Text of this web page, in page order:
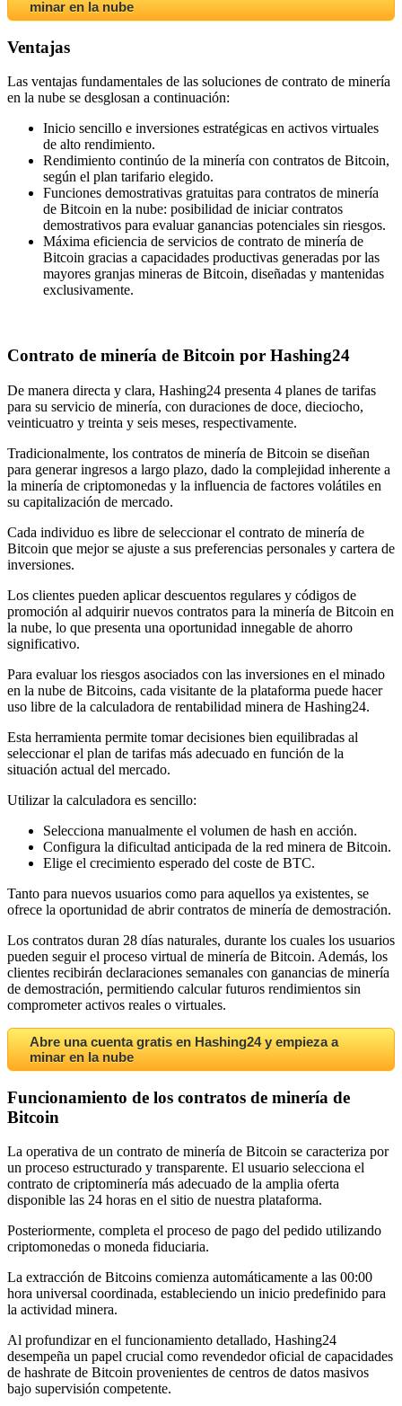
minar en la nube
Ventajas
Las ventajas fundamentales de las soluciones de contrato de minería
en la nube se desglosan a continuación:
Inicio sencillo e inversiones estratégicas en activos virtuales
de alto rendimiento.
Rendimiento continúo de la minería con contratos de Bitcoin,
según el plan tarifario elegido.
Funciones demostrativas gratuitas para contratos de minería
de Bitcoin en la nube: posibilidad de iniciar contratos
demostrativos para evaluar ganancias potenciales sin riesgos.
Máxima eficiencia de servicios de contrato de minería de
Bitcoin gracias a capacidades productivas generadas por las
mayores granjas mineras de Bitcoin, diseñadas y mantenidas
exclusivamente.
Contrato de minería de Bitcoin por Hashing24
De manera directa y clara, Hashing24 presenta 4 planes de tarifas
para su servicio de minería, con duraciones de doce, dieciocho,
veinticuatro y treinta y seis meses, respectivamente.
Tradicionalmente, los contratos de minería de Bitcoin se diseñan
para generar ingresos a largo plazo, dado la complejidad inherente a
la minería de criptomonedas y la influencia de factores volátiles en
su capitalización de mercado.
Cada individuo es libre de seleccionar el contrato de minería de
Bitcoin que mejor se ajuste a sus preferencias personales y cartera de
inversiones.
Los clientes pueden aplicar descuentos regulares y códigos de
promoción al adquirir nuevos contratos para la minería de Bitcoin en
la nube, lo que presenta una oportunidad innegable de ahorro
significativo.
Para evaluar los riesgos asociados con las inversiones en el minado
en la nube de Bitcoins, cada visitante de la plataforma puede hacer
uso libre de la calculadora de rentabilidad minera de Hashing24.
Esta herramienta permite tomar decisiones bien equilibradas al
seleccionar el plan de tarifas más adecuado en función de la
situación actual del mercado.
Utilizar la calculadora es sencillo:
Selecciona manualmente el volumen de hash en acción.
Configura la dificultad anticipada de la red minera de Bitcoin.
Elige el crecimiento esperado del coste de BTC.
Tanto para nuevos usuarios como para aquellos ya existentes, se
ofrece la oportunidad de abrir contratos de minería de demostración.
Los contratos duran 28 días naturales, durante los cuales los usuarios
pueden seguir el proceso virtual de minería de Bitcoin. Además, los
clientes recibirán declaraciones semanales con ganancias de minería
de demostración, permitiendo calcular futuros rendimientos sin
comprometer activos reales o virtuales.
Abre una cuenta gratis en Hashing24 y empieza a
minar en la nube
Funcionamiento de los contratos de minería de
Bitcoin
La operativa de un contrato de minería de Bitcoin se caracteriza por
un proceso estructurado y transparente. El usuario selecciona el
contrato de criptominería más adecuado de la amplia oferta
disponible las 24 horas en el sitio de nuestra plataforma.
Posteriormente, completa el proceso de pago del pedido utilizando
criptomonedas o moneda fiduciaria.
La extracción de Bitcoins comienza automáticamente a las 00:00
hora universal coordinada, estableciendo un inicio predefinido para
la actividad minera.
Al profundizar en el funcionamiento detallado, Hashing24
desempeña un papel crucial como revendedor oficial de capacidades
de hashrate de Bitcoin provenientes de centros de datos masivos
bajo supervisión competente.